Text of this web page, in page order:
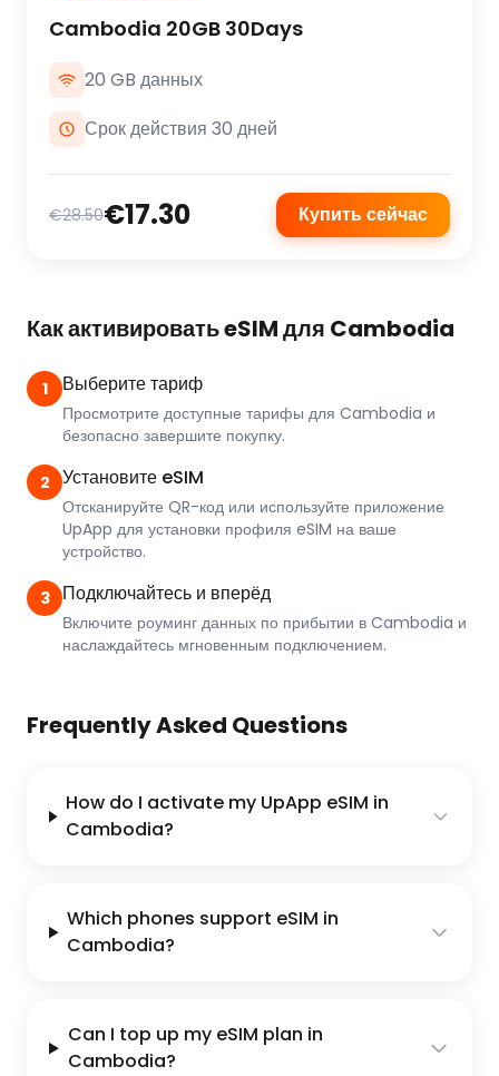
Cambodia 20GB 30Days
20 GB данных
Срок действия 30 дней
€28.50€17.30 Купить сейчас
Как активировать eSIM для Cambodia
1 Выберите тариф
Просмотрите доступные тарифы для Cambodia и
безопасно завершите покупку.
2 Установите eSIM
Отсканируйте QR-код или используйте приложение
UpApp для установки профиля eSIM на ваше
устройство.
3 Подключайтесь и вперёд
Включите роуминг данных по прибытии в Cambodia и
наслаждайтесь мгновенным подключением.
Frequently Asked Questions
How do I activate my UpApp eSIM in
Cambodia?
Which phones support eSIM in
Cambodia?
Can I top up my eSIM plan in
Cambodia?